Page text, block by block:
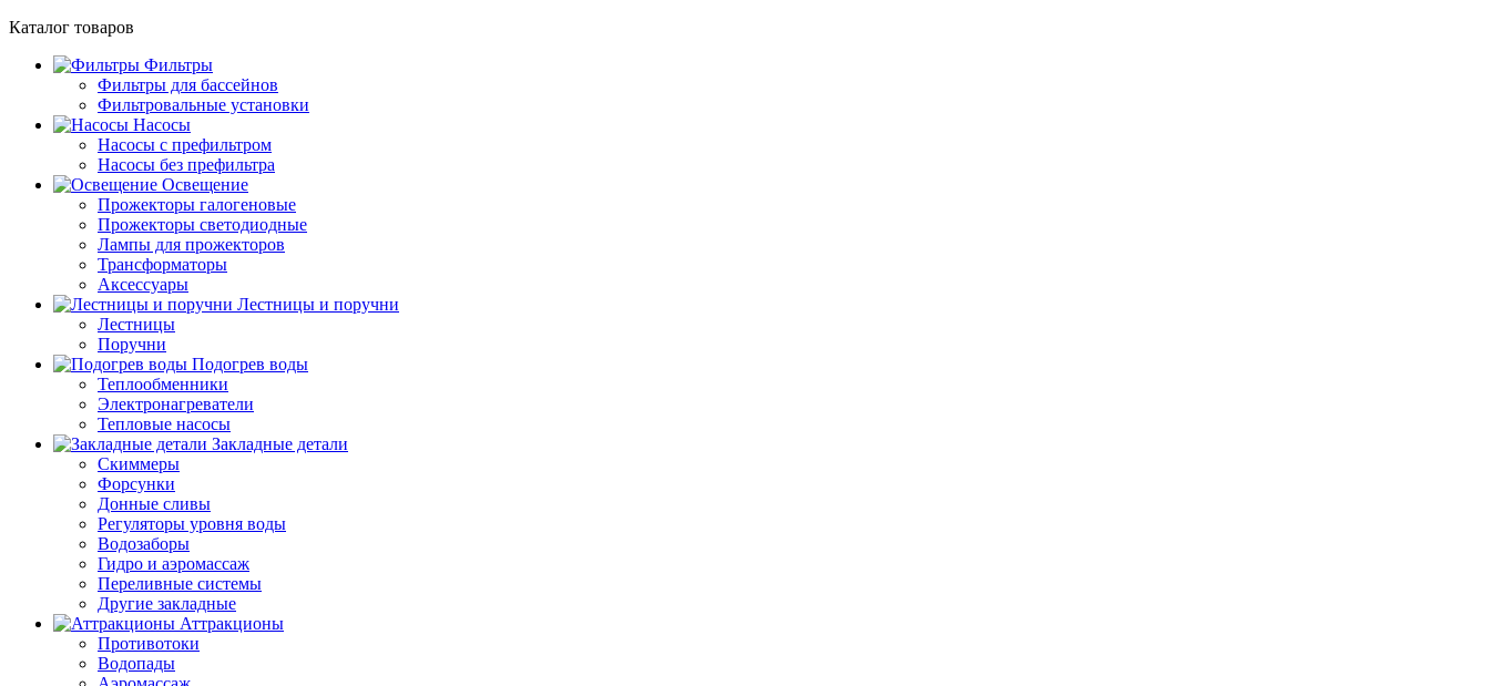
Каталог товаров
Фильтры
Фильтры для бассейнов
Фильтровальные установки
Насосы
Насосы с префильтром
Насосы без префильтра
Освещение
Прожекторы галогеновые
Прожекторы светодиодные
Лампы для прожекторов
Трансформаторы
Аксессуары
Лестницы и поручни
Лестницы
Поручни
Подогрев воды
Теплообменники
Электронагреватели
Тепловые насосы
Закладные детали
Скиммеры
Форсунки
Донные сливы
Регуляторы уровня воды
Водозаборы
Гидро и аэромассаж
Переливные системы
Другие закладные
Аттракционы
Противотоки
Водопады